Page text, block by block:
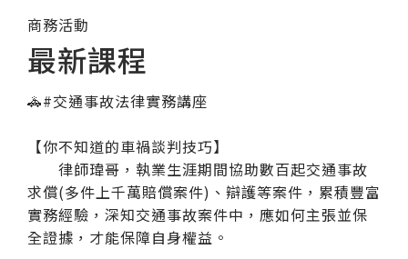
商務活動
最新課程
🚓#交通事故法律實務講座​
【你不知道的車禍談判技巧】​
律師瑋哥，執業生涯期間協助數百起交通事故
求償(多件上千萬賠償案件)、辯護等案件，累積豐富
實務經驗，深知交通事故案件中，應如何主張並保
全證據，才能保障自身權益。​